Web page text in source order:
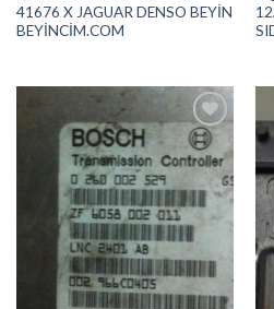
41676 X JAGUAR DENSO BEYİN
BEYİNCİM.COM
İstek
Listeme
Ekle